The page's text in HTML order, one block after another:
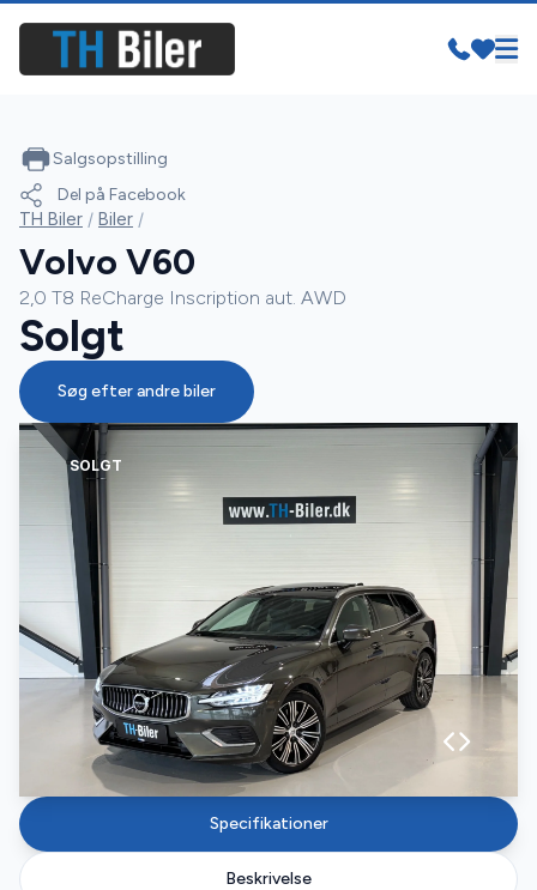
SOLGT
Specifikationer
Beskrivelse
Salgsopstilling
Del på Facebook
TH Biler / Biler /
Volvo V60
2,0 T8 ReCharge Inscription aut. AWD
Solgt
Søg efter andre biler